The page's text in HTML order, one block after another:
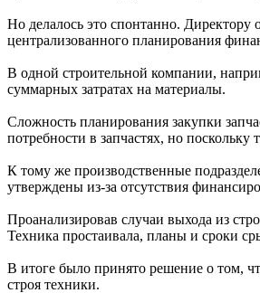
Но делалось это спонтанно. Директору
централизованного планирования
В одной строительной компании,
суммарных затратах на материалы.
Сложность планирования закупки
потребности в запчастях, но
К тому же производственные
утверждены из-за отсутствия
Проанализировав случаи выхода из
Техника простаивала, планы и сроки
В итоге было принято решение о том,
строя техники.